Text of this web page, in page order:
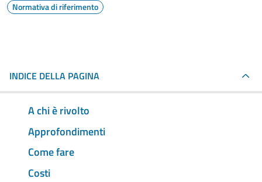
Normativa di riferimento
INDICE DELLA PAGINA
A chi è rivolto
Approfondimenti
Come fare
Costi